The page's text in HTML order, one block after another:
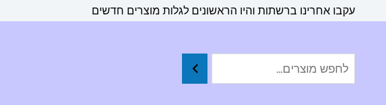
עקבו אחרינו ברשתות והיו הראשונים לגלות מוצרים חדשים